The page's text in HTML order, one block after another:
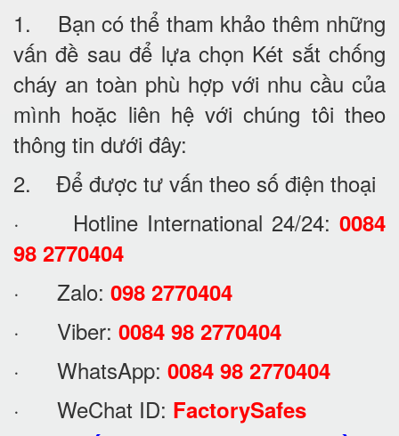
1. Bạn có thể tham khảo thêm những
vấn đề sau để lựa chọn Két sắt chống
cháy an toàn phù hợp với nhu cầu của
mình hoặc liên hệ với chúng tôi theo
thông tin dưới đây:
2. Để được tư vấn theo số điện thoại
· Hotline International 24/24: 0084
98 2770404
· Zalo: 098 2770404
· Viber: 0084 98 2770404
· WhatsApp: 0084 98 2770404
· WeChat ID: FactorySafes